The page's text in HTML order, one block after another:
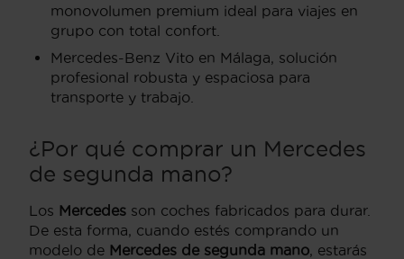
monovolumen premium ideal para viajes en
grupo con total confort.
Mercedes-Benz Vito en Málaga, solución
profesional robusta y espaciosa para
transporte y trabajo.
¿Por qué comprar un Mercedes
de segunda mano?
Los Mercedes son coches fabricados para durar.
De esta forma, cuando estés comprando un
modelo de Mercedes de segunda mano , estarás